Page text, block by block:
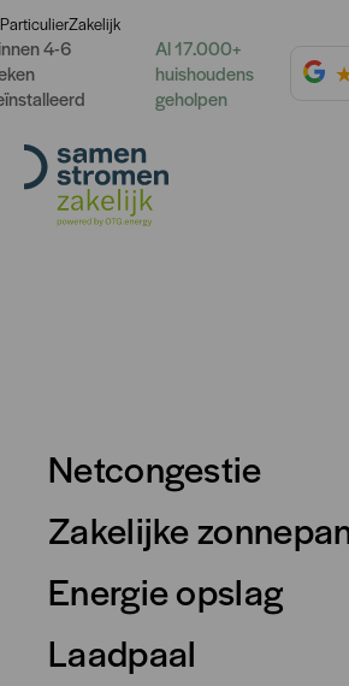
ParticulierZakelijk
4-6
Al 17.000+
huishoudens
geholpen
Netcongestie
Zakelijke
Energie opslag
Laadpaal